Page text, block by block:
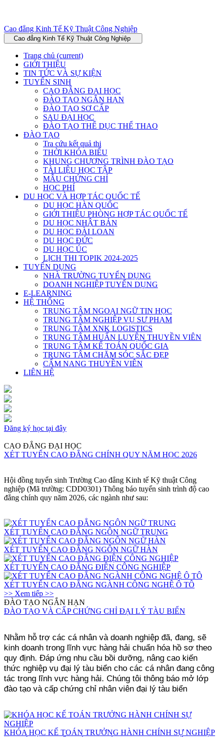
Cao đẳng Kinh Tế Kỹ Thuật Công Nghiệp
Cao đẳng Kinh Tế Kỹ Thuật Công Nghiệp
Trang chủ (current)
GIỚI THIỆU
TIN TỨC VÀ SỰ KIỆN
TUYỂN SINH
CAO ĐẲNG ĐẠI HỌC
ĐÀO TẠO NGẮN HẠN
ĐÀO TẠO SƠ CẤP
SAU ĐẠI HỌC
ĐÀO TẠO THỂ DỤC THỂ THAO
ĐÀO TẠO
Tra cứu kết quả thi
THỜI KHÓA BIỂU
KHUNG CHƯƠNG TRÌNH ĐÀO TẠO
TÀI LIỆU HỌC TẬP
MẪU CHỨNG CHỈ
HỌC PHÍ
DU HỌC VÀ HỢP TÁC QUỐC TẾ
DU HỌC HÀN QUỐC
GIỚI THIỆU PHÒNG HỢP TÁC QUỐC TẾ
DU HỌC NHẬT BẢN
DU HỌC ĐÀI LOAN
DU HỌC ĐỨC
DU HỌC ÚC
LỊCH THI TOPIK 2024-2025
TUYỂN DỤNG
NHÀ TRƯỜNG TUYỂN DỤNG
DOANH NGHIỆP TUYỂN DỤNG
E-LEARNING
HỆ THỐNG
TRUNG TÂM NGOẠI NGỮ TIN HỌC
TRUNG TÂM NGHIỆP VỤ SƯ PHẠM
TRUNG TÂM XNK LOGISTICS
TRUNG TÂM HUẤN LUYỆN THUYỀN VIÊN
TRUNG TÂM KẾ TOÁN QUỐC GIA
TRUNG TÂM CHĂM SÓC SẮC ĐẸP
CẨM NANG THUYỀN VIÊN
LIÊN HỆ
Đăng ký học tại đây
CAO ĐẲNG ĐẠI HỌC
XÉT TUYỂN CAO ĐẲNG CHÍNH QUY NĂM HỌC 2026
Hội đồng tuyển sinh Trường Cao đẳng Kinh tế Kỹ thuật Công
nghiệp (Mã trường: CDD0301) Thông báo tuyển sinh trình độ cao
đẳng chính quy năm 2026, các ngành như sau:
XÉT TUYỂN CAO ĐẲNG NGÔN NGỮ TRUNG
XÉT TUYỂN CAO ĐẲNG NGÔN NGỮ HÀN
XÉT TUYỂN CAO ĐẲNG ĐIỆN CÔNG NGHIỆP
XÉT TUYỂN CAO ĐẲNG NGÀNH CÔNG NGHỆ Ô TÔ
>> Xem tiếp >>
ĐÀO TẠO NGẮN HẠN
ĐÀO TẠO VÀ CẤP CHỨNG CHỈ ĐẠI LÝ TÀU BIỂN
Nhằm hỗ trợ các cá nhân và doanh nghiệp đã, đang, sẽ
kinh doanh trong lĩnh vực hàng hải chuẩn hóa hồ sơ theo
quy định. Đáp ứng nhu cầu bồi dưỡng, nâng cao kiến
thức nghiệp vụ đại lý tàu biển cho các cá nhân đang công
tác trong lĩnh vực hàng hải. Chúng tôi thông báo mở lớp
đào tạo và cấp chứng chỉ nhân viên đại lý tàu biển
KHÓA HỌC KẾ TOÁN TRƯỞNG HÀNH CHÍNH SỰ NGHIỆP